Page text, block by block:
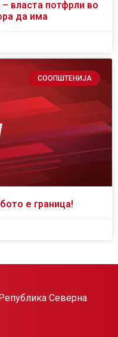
власта потфрли во
да има
СООПШТЕНИЈА
е граница!
Северна